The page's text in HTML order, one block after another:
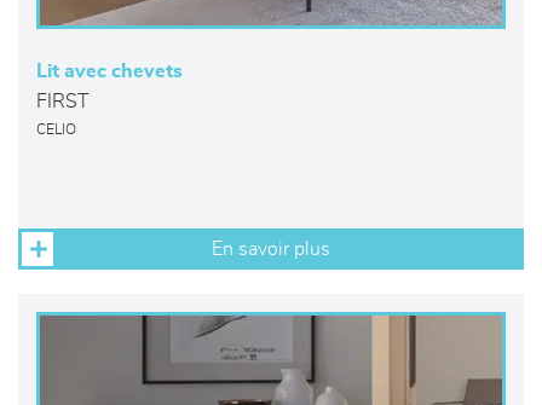
Lit avec chevets
FIRST
CELIO
En savoir plus